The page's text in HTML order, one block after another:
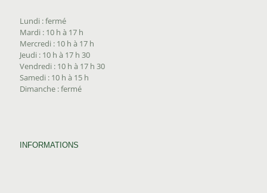
Lundi : fermé
Mardi : 10 h à 17 h
Mercredi : 10 h à 17 h
Jeudi : 10 h à 17 h 30
Vendredi : 10 h à 17 h 30
Samedi : 10 h à 15 h
Dimanche : fermé
INFORMATIONS